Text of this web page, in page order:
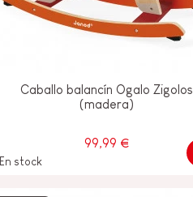
Caballo balancín Ogalo Zigolos
(madera)
99,99 €
En stock